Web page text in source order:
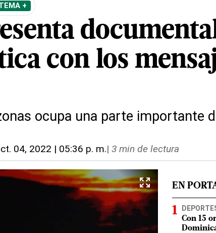
+
con los
ocupa una parte importante
04, 2022 | 05:36 p. m.| 3 min de lectura
EN
Con 15